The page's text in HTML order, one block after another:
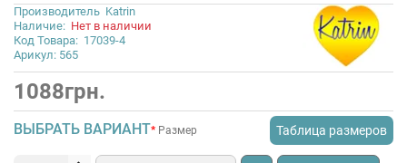
Производитель Katrin
Наличие: Нет в наличии
Код Товара: 17039-4
Арикул: 565
1088грн.
ВЫБРАТЬ ВАРИАНТ Таблица размеров
Размер